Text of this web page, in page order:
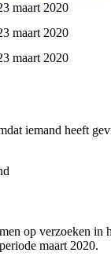
maart 2020
maart 2020
maart 2020
iemand heeft
op verzoeken
maart 2020.